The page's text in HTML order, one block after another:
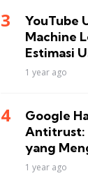
YouTube
Machine
Estimasi
1 year ago
Google
Antitrust:
yang
1 year ago